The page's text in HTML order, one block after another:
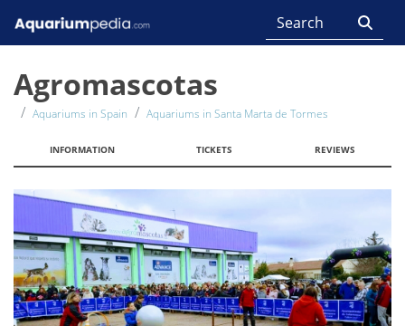
Agromascotas
Aquariums in Spain Aquariums in Santa Marta de Tormes
INFORMATION TICKETS REVIEWS